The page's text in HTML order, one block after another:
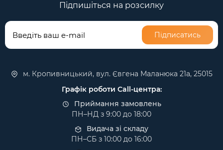
Підпишіться на розсилку
Підписатись
м. Кропивницький, вул. Євгена Маланюка 21а, 25015
Графік роботи Call-центра:
Приймання замовлень
ПН–НД з 9:00 до 18:00
Видача зі складу
ПН–СБ з 10:00 до 16:00